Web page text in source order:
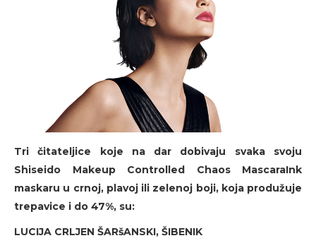
Tri čitateljice koje na dar dobivaju svaka svoju
Shiseido Makeup Controlled Chaos MascaraInk
maskaru u crnoj, plavoj ili zelenoj boji, koja produžuje
trepavice i do 47%, su:
LUCIJA CRLJEN ŠARšANSKI, ŠIBENIK